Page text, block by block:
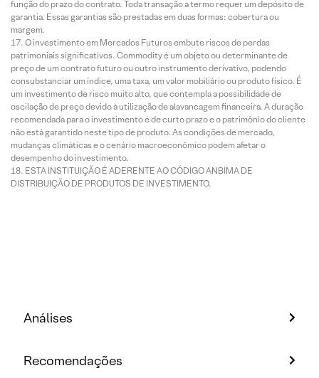
função do prazo do contrato. Toda transação a termo requer um depósito de
garantia. Essas garantias são prestadas em duas formas: cobertura ou
margem.
O investimento em Mercados Futuros embute riscos de perdas
patrimoniais significativos. Commodity é um objeto ou determinante de
preço de um contrato futuro ou outro instrumento derivativo, podendo
consubstanciar um índice, uma taxa, um valor mobiliário ou produto físico. É
um investimento de risco muito alto, que contempla a possibilidade de
oscilação de preço devido à utilização de alavancagem financeira. A duração
recomendada para o investimento é de curto prazo e o patrimônio do cliente
não está garantido neste tipo de produto. As condições de mercado,
mudanças climáticas e o cenário macroeconômico podem afetar o
desempenho do investimento.
ESTA INSTITUIÇÃO É ADERENTE AO CÓDIGO ANBIMA DE
DISTRIBUIÇÃO DE PRODUTOS DE INVESTIMENTO.
Análises
Recomendações